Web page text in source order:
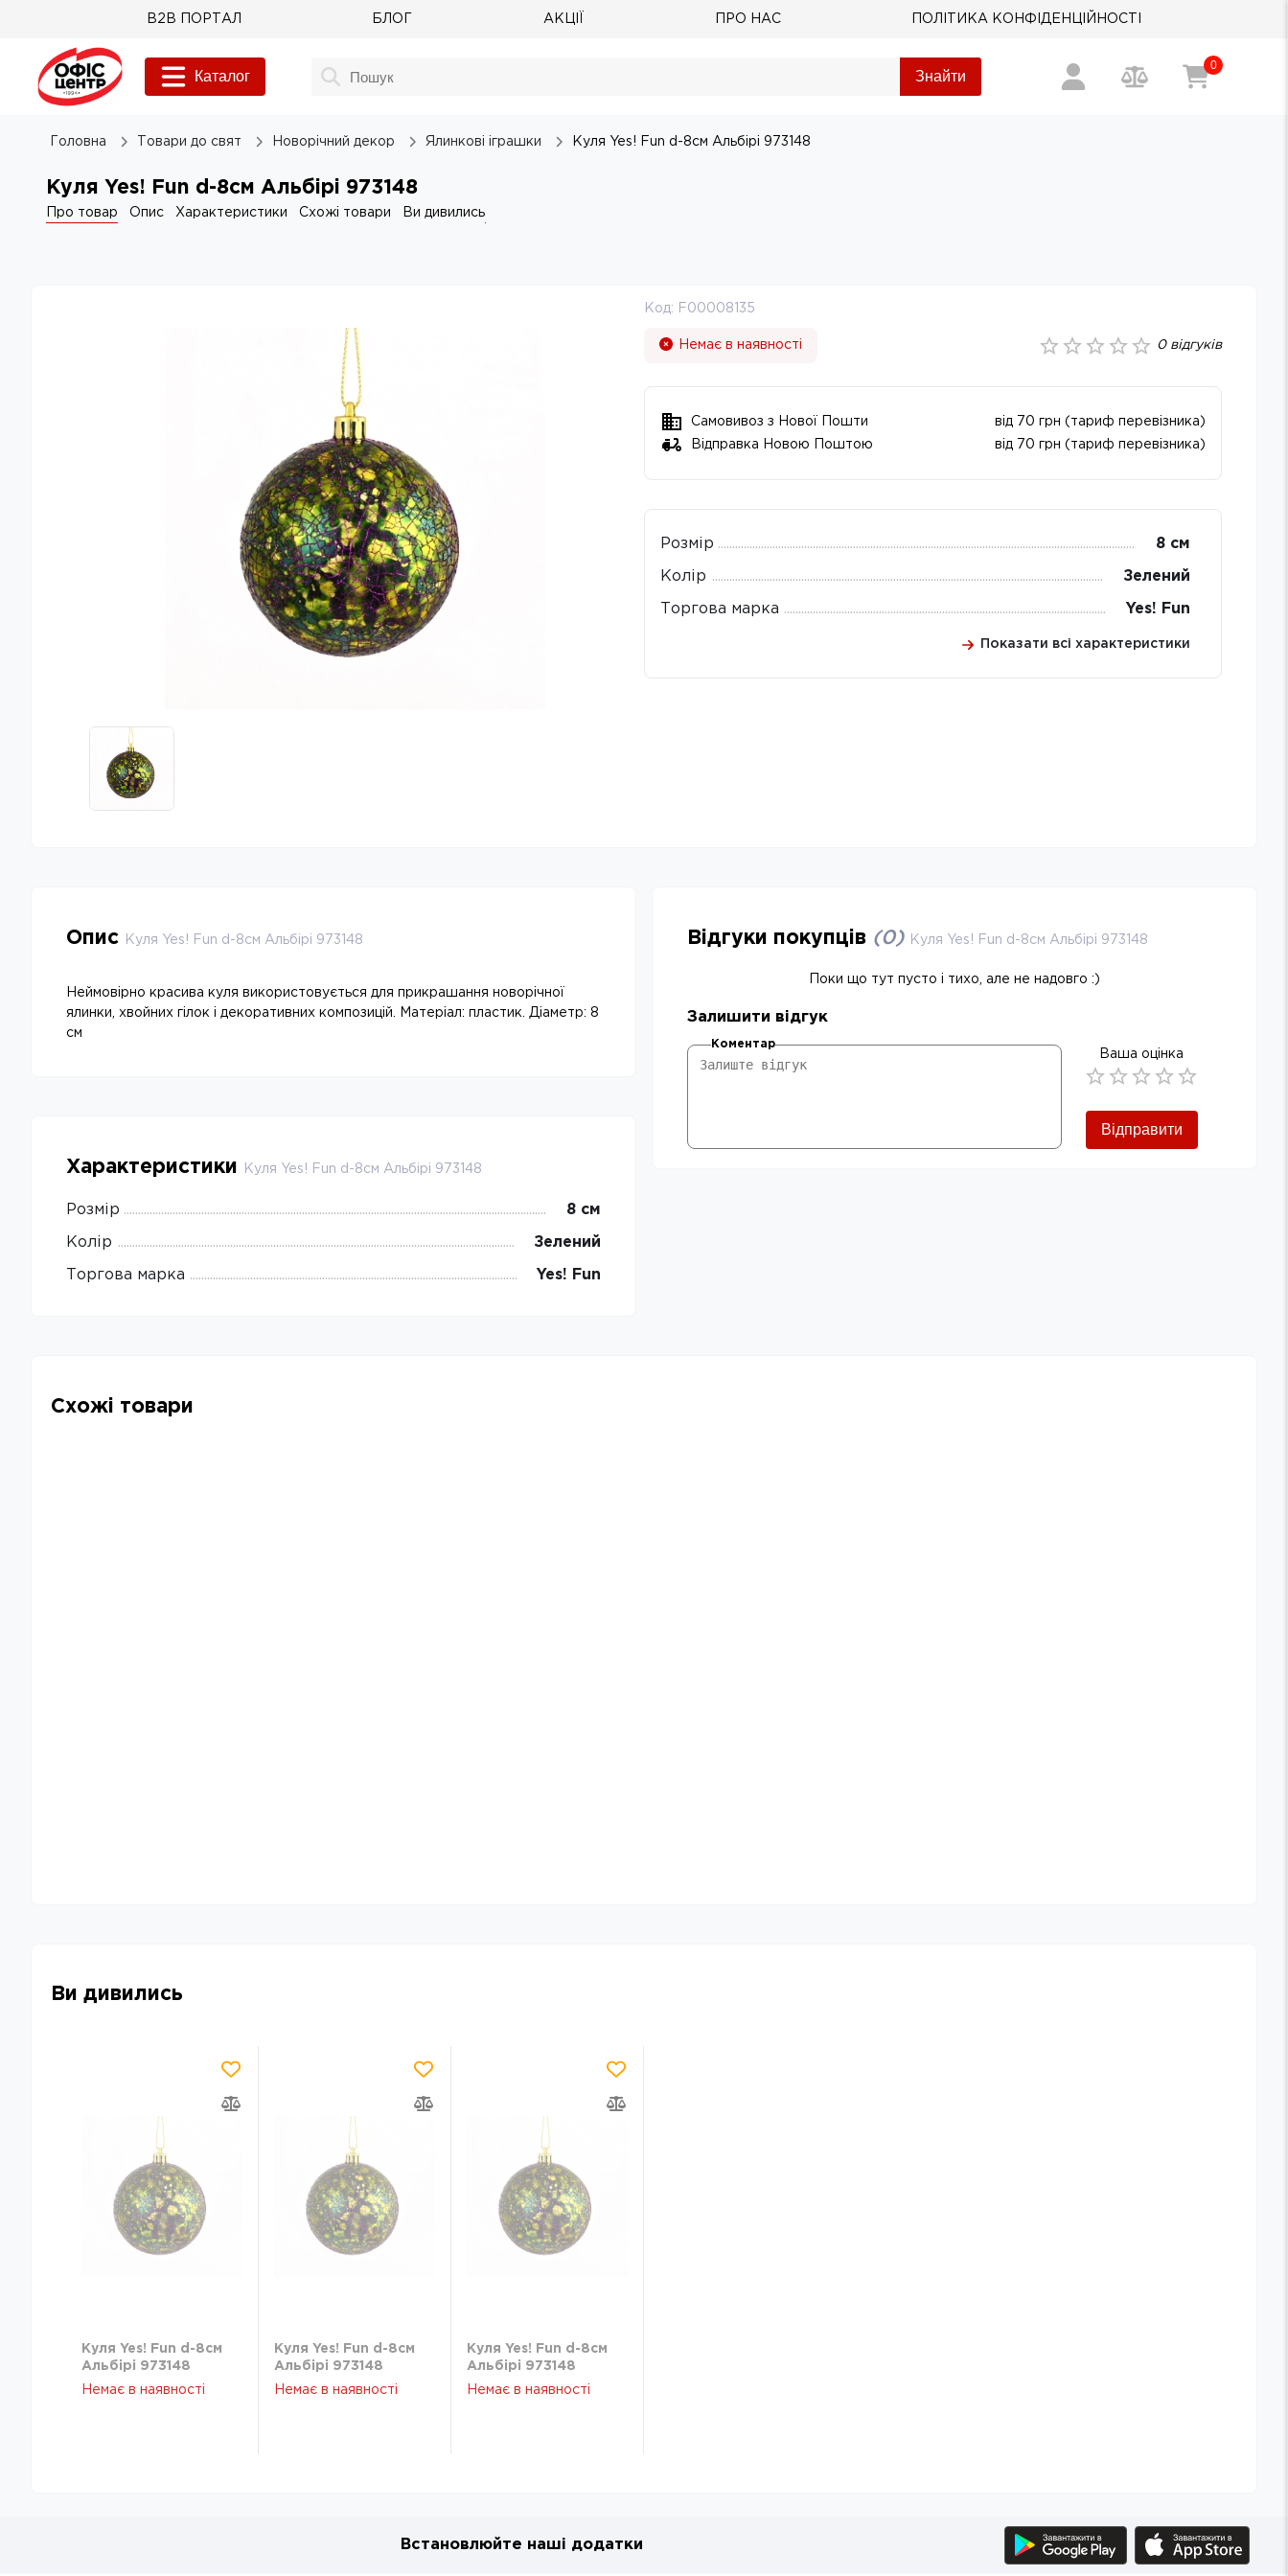
B2B ПОРТАЛ БЛОГ АКЦІЇ ПРО НАС ПОЛІТИКА КОНФІДЕНЦІЙНОСТІ
Каталог Знайти
0
Головна Товари до свят Новорічний декор Ялинкові іграшки Куля Yes! Fun d-8см Альбірі 973148
Куля Yes! Fun d-8см Альбірі 973148
Про товар Опис Характеристики Схожі товари Ви дивились
Код: F00008135
Немає в наявності 0відгуків
Самовивоз з Нової Пошти
від 70 грн (тариф перевізника)
Відправка Новою Поштою
від 70 грн (тариф перевізника)
Розмір 8 см
Колір Зелений
Торгова марка Yes! Fun
Показати всі характеристики
Опис Куля Yes! Fun d-8см Альбірі 973148
Неймовірно красива куля використовується для прикрашання новорічної
ялинки, хвойних гілок і декоративних композицій. Матеріал: пластик. Діаметр: 8
см
Характеристики Куля Yes! Fun d-8см Альбірі 973148
Розмір 8 см
Колір Зелений
Торгова марка Yes! Fun
Відгуки покупців (0) Куля Yes! Fun d-8см Альбірі 973148
Поки що тут пусто і тихо, але не надовго :)
Залишити відгук
Коментар
Ваша оцінка
Відправити
Схожі товари
Ви дивились
Куля Yes! Fun d-8см
Альбірі 973148
Немає в наявності
Куля Yes! Fun d-8см
Альбірі 973148
Немає в наявності
Куля Yes! Fun d-8см
Альбірі 973148
Немає в наявності
Встановлюйте наші додатки